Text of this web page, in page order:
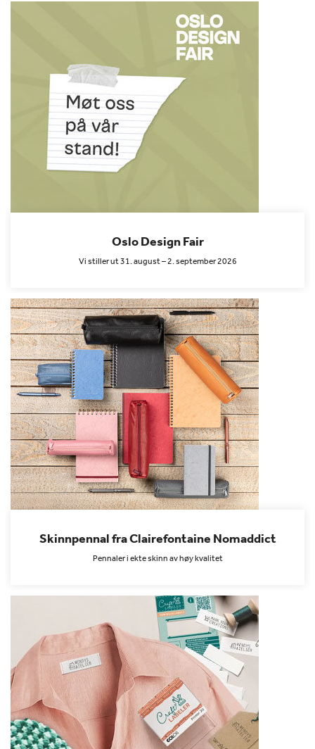
Oslo Design Fair
Vi stiller ut 31. august – 2. september 2026
Skinnpennal fra Clairefontaine Nomaddict
Pennaler i ekte skinn av høy kvalitet